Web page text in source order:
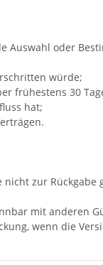
oder
würde;
frühestens 30
hat;
zur
mit anderen
wenn die